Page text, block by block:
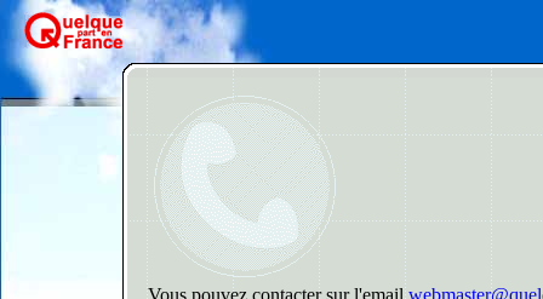
Vous pouvez contacter sur l'email